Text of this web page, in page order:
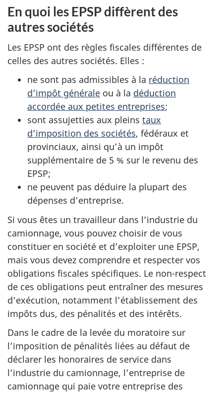
En quoi les EPSP diffèrent des
autres sociétés
Les EPSP ont des règles fiscales différentes de
celles des autres sociétés. Elles :
ne sont pas admissibles à la réduction
d’impôt générale ou à la déduction
accordée aux petites entreprises;
sont assujetties aux pleins taux
d’imposition des sociétés, fédéraux et
provinciaux, ainsi qu’à un impôt
supplémentaire de 5 % sur le revenu des
EPSP;
ne peuvent pas déduire la plupart des
dépenses d’entreprise.
Si vous êtes un travailleur dans l’industrie du
camionnage, vous pouvez choisir de vous
constituer en société et d’exploiter une EPSP,
mais vous devez comprendre et respecter vos
obligations fiscales spécifiques. Le non-respect
de ces obligations peut entraîner des mesures
d’exécution, notamment l’établissement des
impôts dus, des pénalités et des intérêts.
Dans le cadre de la levée du moratoire sur
l’imposition de pénalités liées au défaut de
déclarer les honoraires de service dans
l’industrie du camionnage, l’entreprise de
camionnage qui paie votre entreprise des